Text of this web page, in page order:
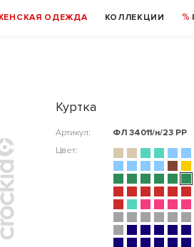
ОДЕЖДА КОЛЛЕКЦИИ
Куртка
Артикул:
ФЛ 34011/н/23 РР
Цвет: